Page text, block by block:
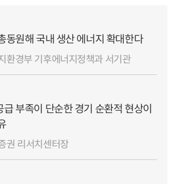
동원해 국내 생산 에너지 확대한다
환경부 기후에너지정책과 서기관
부족이 단순한 경기 순환적 현상이
권 리서치센터장